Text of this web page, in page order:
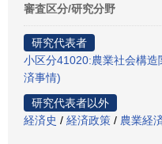
審査区分/研究分野
研究代表者
小区分41020:農業社会構造
済事情)
研究代表者以外
経済史 / 経済政策 / 農業経